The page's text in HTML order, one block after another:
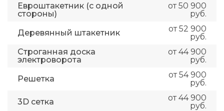
Евроштакетник (с одной
стороны)
от 50 900
руб.
Деревянный штакетник
от 52 900
руб.
Строганная доска
электроворота
от 44 900
руб.
Решетка
от 54 900
руб.
3D сетка
от 44 900
руб.